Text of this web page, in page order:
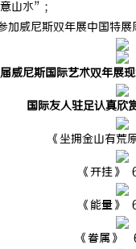
山水”;
加威尼斯双年展中国特展
威尼斯国际艺术双年展
国际友人驻足认真欣
《坐拥金山有
《开挂
《能量
《眷属